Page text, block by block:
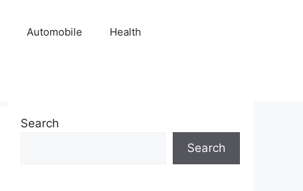
Automobile Health
Search
Search